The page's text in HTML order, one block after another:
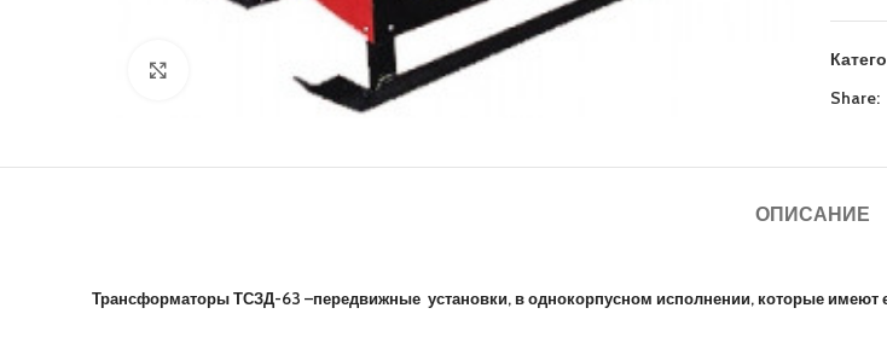
Нажмите, чтобы увеличить
Share:
ОПИСАНИЕ
Трансформаторы ТСЗД-63 –передвижные установки, в однокорпусном исполнении, которые имеют